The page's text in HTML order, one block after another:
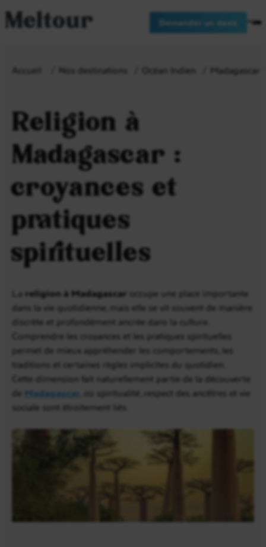
Meltour Demander un devis
Accueil Nos destinations Océan Indien Madagascar
Religion à
Madagascar :
croyances et
pratiques
spirituelles
La religion à Madagascar occupe une place importante
dans la vie quotidienne, mais elle se vit souvent de manière
discrète et profondément ancrée dans la culture.
Comprendre les croyances et les pratiques spirituelles
permet de mieux appréhender les comportements, les
traditions et certaines règles implicites du quotidien.
Cette dimension fait naturellement partie de la découverte
de Madagascar
, où spiritualité, respect des ancêtres et vie
sociale sont étroitement liés.